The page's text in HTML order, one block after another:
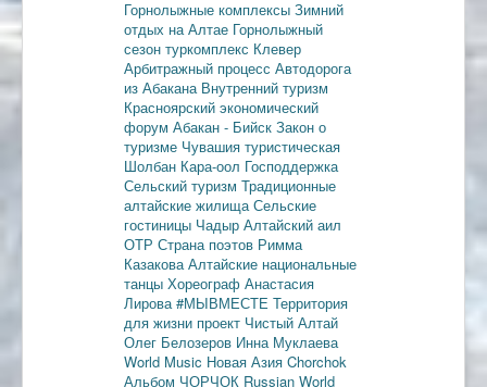
Горнолыжные комплексы Зимний
отдых на Алтае Горнолыжный
сезон туркомплекс Клевер
Арбитражный процесс Автодорога
из Абакана Внутренний туризм
Красноярский экономический
форум Абакан - Бийск Закон о
туризме Чувашия туристическая
Шолбан Кара-оол Господдержка
Сельский туризм Традиционные
алтайские жилищаСельские
гостиницы Чадыр Алтайский аил
ОТР Страна поэтов Римма
КазаковаАлтайские национальные
танцы Хореограф Анастасия
Лирова#МЫВМЕСТЕ Территория
для жизни проект Чистый Алтай
Олег Белозеров Инна Муклаева
World Music Новая Азия Chorchok
Альбом ЧОРЧОК Russian World